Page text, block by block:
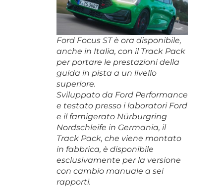
Ford Focus ST è ora disponibile,
anche in Italia, con il Track Pack
per portare le prestazioni della
guida in pista a un livello
superiore.
Sviluppato da Ford Performance
e testato presso i laboratori Ford
e il famigerato Nürburgring
Nordschleife in Germania, il
Track Pack, che viene montato
in fabbrica, è disponibile
esclusivamente per la versione
con cambio manuale a sei
rapporti.